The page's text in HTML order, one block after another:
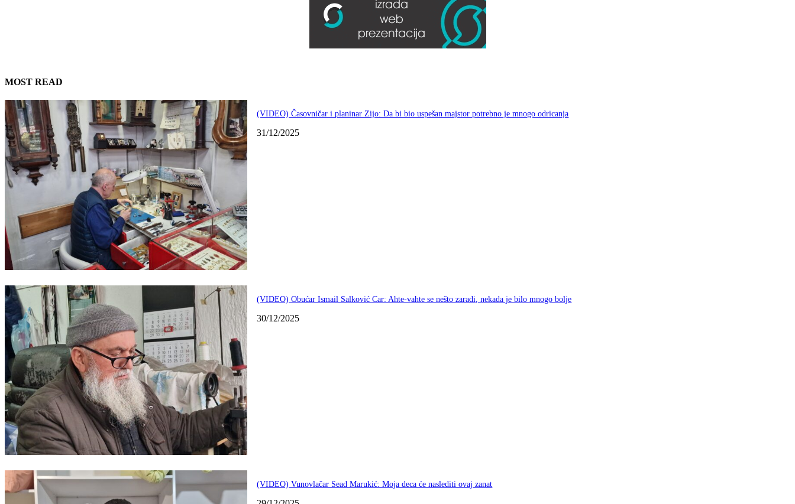
MOST READ
(VIDEO) Časovničar i planinar Zijo: Da bi bio uspešan majstor potrebno je mnogo odricanja
31/12/2025
(VIDEO) Obućar Ismail Salković Car: Ahte-vahte se nešto zaradi, nekada je bilo mnogo bolje
30/12/2025
(VIDEO) Vunovlačar Sead Marukić: Moja deca će naslediti ovaj zanat